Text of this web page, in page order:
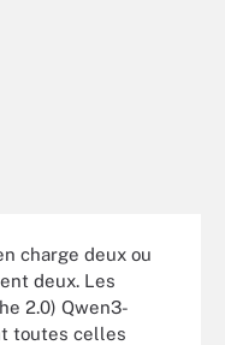
charge deux ou
deux. Les
2.0) Qwen3-
toutes celles